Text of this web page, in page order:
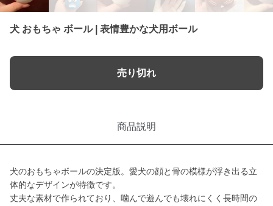
犬 おもちゃ ボール | 表情豊かな犬用ボール
売り切れ
商品説明
犬のおもちゃボールの決定版。愛犬の顔と骨の模様が浮き出る立
体的なデザインが特徴です。
丈夫な素材で作られており、噛んで遊んでも壊れにくく長時間の